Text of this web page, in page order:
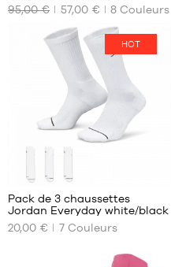
TAILLES
DISPONIBLES
95,00 €
57,00 € 8 Couleurs
HOT
NOS
TAILLES
Pack de 3 chaussettes
Jordan Everyday white/black
20,00 €
7Couleurs